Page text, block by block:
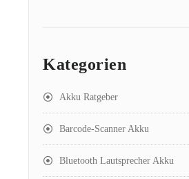
Kategorien
Akku Ratgeber
Barcode-Scanner Akku
Bluetooth Lautsprecher Akku